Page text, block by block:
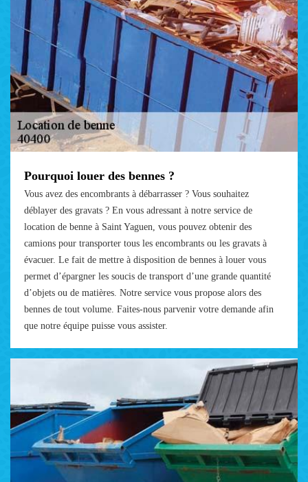
Pourquoi louer des bennes ?
Vous avez des encombrants à débarrasser ? Vous souhaitez
déblayer des gravats ? En vous adressant à notre service de
location de benne à Saint Yaguen, vous pouvez obtenir des
camions pour transporter tous les encombrants ou les gravats à
évacuer. Le fait de mettre à disposition de bennes à louer vous
permet d’épargner les soucis de transport d’une grande quantité
d’objets ou de matières. Notre service vous propose alors des
bennes de tout volume. Faites-nous parvenir votre demande afin
que notre équipe puisse vous assister.